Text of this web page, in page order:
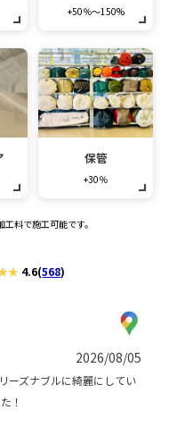
+50％～150%
保管
+30％
料で施工可能です。
4.6(568)
2026/08/05
ーズナブルに綺麗にしてい
！